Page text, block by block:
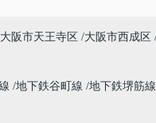
大阪市天王寺区 大阪市西成区
地下鉄谷町線 地下鉄堺筋線